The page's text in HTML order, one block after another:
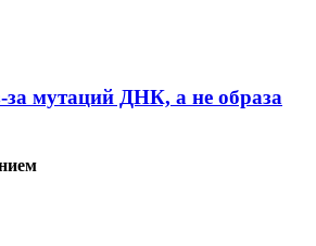
за мутаций ДНК, а не образа